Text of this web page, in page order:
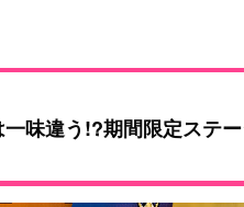
味違う!?期間限定ステ